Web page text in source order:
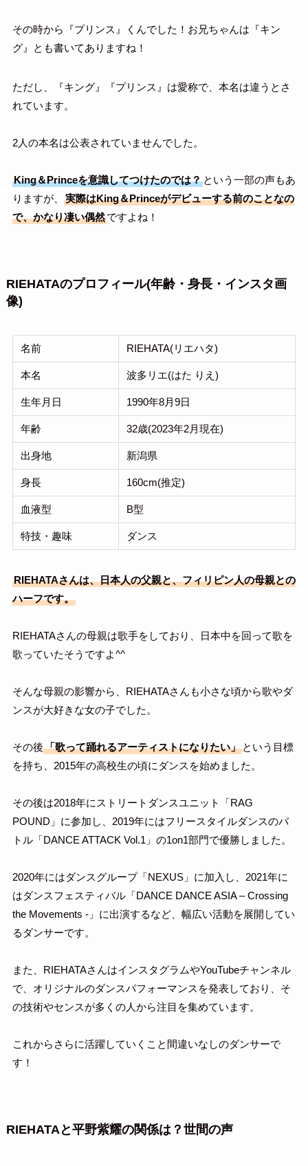
その時から『プリンス』くんでした！お兄ちゃんは『キン
グ』とも書いてありますね！
ただし、『キング』『プリンス』は愛称で、本名は違うとさ
れています。
2人の本名は公表されていませんでした。
King＆Princeを意識してつけたのでは？という一部の声もあ
りますが、
実際はKing＆Princeがデビューする前のことなの
で、かなり凄い偶然ですよね！
RIEHATAのプロフィール(年齢・身長・インスタ画
像)
名前 RIEHATA(リエハタ)
本名 波多リエ(はた りえ)
生年月日 1990年8月9日
年齢 32歳(2023年2月現在)
出身地 新潟県
身長 160cm(推定)
血液型 B型
特技・趣味 ダンス
RIEHATAさんは、日本人の父親と、フィリピン人の母親との
ハーフです。
RIEHATAさんの母親は歌手をしており、日本中を回って歌を
歌っていたそうですよ^^
そんな母親の影響から、RIEHATAさんも小さな頃から歌やダ
ンスが大好きな女の子でした。
その後「歌って踊れるアーティストになりたい」という目標
を持ち、2015年の高校生の頃にダンスを始めました。
その後は2018年にストリートダンスユニット「RAG
POUND」に参加し、2019年にはフリースタイルダンスのバ
トル「DANCE ATTACK Vol.1」の1on1部門で優勝しました。
2020年にはダンスグループ「NEXUS」に加入し、2021年に
はダンスフェスティバル「DANCE DANCE ASIA – Crossing
the Movements -」に出演するなど、幅広い活動を展開してい
るダンサーです。
また、RIEHATAさんはインスタグラムやYouTubeチャンネル
で、オリジナルのダンスパフォーマンスを発表しており、そ
の技術やセンスが多くの人から注目を集めています。
これからさらに活躍していくこと間違いなしのダンサーで
す！
RIEHATAと平野紫耀の関係は？世間の声